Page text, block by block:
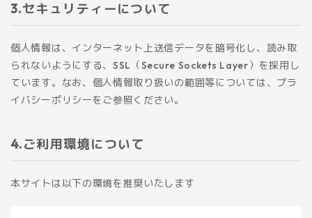
セキュリティーについて
個人情報は、インターネット上送信データを暗号化し、読み取
られないようにする、SSL（Secure Sockets Layer）を採用し
ています。なお、個人情報取り扱いの範囲等については、プラ
イバシーポリシーをご参照ください。
ご利用環境について
本サイトは以下の環境を推奨いたします